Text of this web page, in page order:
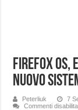
FireFox
nuovo
Peterliuk 7
Commenti